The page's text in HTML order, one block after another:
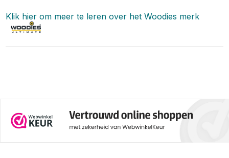
Klik hier om meer te leren over hetWoodies merk